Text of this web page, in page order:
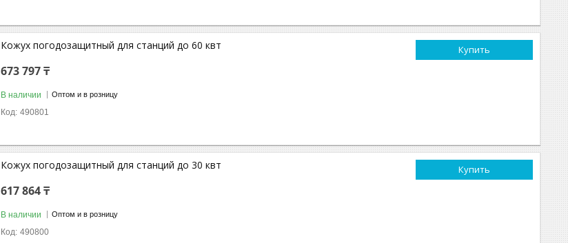
Купить
Кожух погодозащитный для станций до 60 квт
673 797 ₸
В наличии Оптом и в розницу
490801
Купить
Кожух погодозащитный для станций до 30 квт
617 864 ₸
В наличии Оптом и в розницу
490800